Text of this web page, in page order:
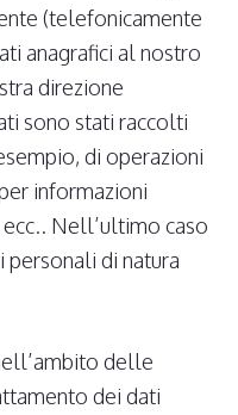
(telefonicamente
anagrafici al nostro
direzione
sono stati raccolti
di operazioni
informazioni
Nell’ultimo caso
personali di natura
delle
dei dati